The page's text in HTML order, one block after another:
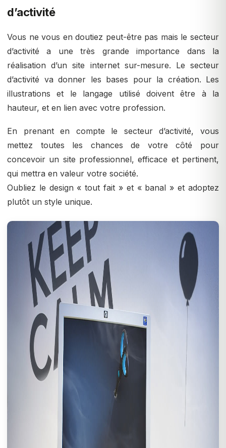
d’activité
Vous ne vous en doutiez peut-être pas mais le secteur
d’activité a une très grande importance dans la
réalisation d’un site internet sur-mesure. Le secteur
d’activité va donner les bases pour la création. Les
illustrations et le langage utilisé doivent être à la
hauteur, et en lien avec votre profession.
En prenant en compte le secteur d’activité, vous
mettez toutes les chances de votre côté pour
concevoir un site professionnel, efficace et pertinent,
qui mettra en valeur votre société.
Oubliez le design « tout fait » et « banal » et adoptez
plutôt un style unique.